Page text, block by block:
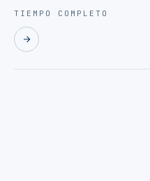
TIEMPO COMPLETO